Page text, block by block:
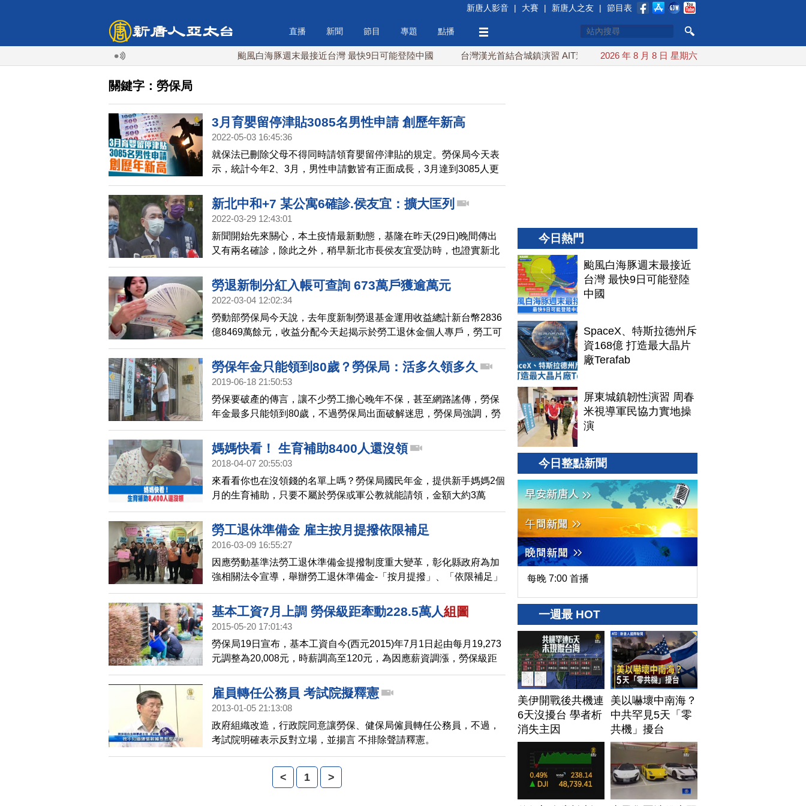
新唐人影音 | 大賽 | 新唐人之友 | 節目表
直播 新聞 節目 專題 點播
颱風白海豚週末最接近台灣 最快9日可能登陸中國 台灣漢光首結合城鎮演習 AIT連續發文讚「韌性台灣」 搞分化？美情報：普京最快今
2026 年 8 月 8 日 星期六
關鍵字：勞保局
3月育嬰留停津貼3085名男性申請 創歷年新高
2022-05-03 16:45:36
就保法已刪除父母不得同時請領育嬰留停津貼的規定。勞保局今天表
示，統計今年2、3月，男性申請數皆有正面成長，3月達到3085人更
為育嬰留停津貼開辦以來的新高。
新北中和+7 某公寓6確診.侯友宜：擴大匡列
2022-03-29 12:43:01
新聞開始先來關心，本土疫情最新動態，基隆在昨天(29日)晚間傳出
又有兩名確診，除此之外，稍早新北市長侯友宜受訪時，也證實新北
中和今天(29日)新增7例確診，其中6例是皆為某棟公寓大樓的群聚，
另外有1例為勞保局員工，目前擴大匡列中。新北市府也在中和景福里
設置篩檢站，鼓勵周邊民眾踴躍出來篩檢。而今天光是新北中和地
勞退新制分紅入帳可查詢 673萬戶獲逾萬元
2022-03-04 12:02:34
勞動部勞保局今天說，去年度新制勞退基金運用收益總計新台幣2836
億8469萬餘元，收益分配今天起揭示於勞工退休金個人專戶，勞工可
查詢分配狀況，約有673萬戶獲逾1萬元。
勞保年金只能領到80歲？勞保局：活多久領多久
2019-06-18 21:50:53
勞保要破產的傳言，讓不少勞工擔心晚年不保，甚至網路謠傳，勞保
年金最多只能領到80歲，不過勞保局出面破解迷思，勞保局強調，勞
保年金是活多久，領多久，而且勞工可以選擇一次領，或是每月領，
而只要按月領的時間，超過6.6年，就比一次領更划算！
媽媽快看！ 生育補助8400人還沒領
2018-04-07 20:55:03
來看看你也在沒領錢的名單上嗎？勞保局國民年金，提供新手媽媽2個
月的生育補助，只要不屬於勞保或軍公教就能請領，金額大約3萬
6564元，不過全台卻有8400多位媽媽遲遲沒有請領，其中更有將近一
半的人，再不領就會到期作廢！
勞工退休準備金 雇主按月提撥依限補足
2016-03-09 16:55:27
因應勞動基準法勞工退休準備金提撥制度重大變革，彰化縣政府為加
強相關法令宣導，舉辦勞工退休準備金-「按月提撥」、「依限補足」
政令宣導，強化事業單位雇主對法令之認識與瞭解，達到保障勞工權
益、強化勞雇關係的施政目標。
基本工資7月上調 勞保級距牽動228.5萬人組圖
2015-05-20 17:01:43
勞保局19日宣布，基本工資自今(西元2015)年7月1日起由每月19,273
元調整為20,008元，時薪調高至120元，為因應薪資調漲，勞保級距
也配合修正，估計新的修正法將影響228.5萬人。
雇員轉任公務員 考試院擬釋憲
2013-01-05 21:13:08
政府組織改造，行政院同意讓勞保、健保局僱員轉任公務員，不過，
考試院明確表示反對立場，並揚言 不排除聲請釋憲。
< 1 >
今日熱門
颱風白海豚週末最接近
台灣 最快9日可能登陸
中國
SpaceX、特斯拉德州斥
資168億 打造最大晶片
廠Terafab
屏東城鎮韌性演習 周春
米視導軍民協力實地操
演
今日整點新聞
每晚 7:00 首播
一週最 HOT
美伊開戰後共機連
6天沒擾台 學者析
消失主因
美以嚇壞中南海？
中共罕見5天「零
共機」擾台